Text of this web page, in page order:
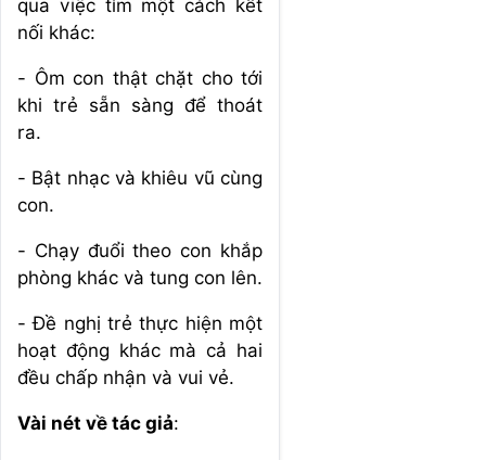
qua việc tìm một cách kết
nối khác:
- Ôm con thật chặt cho tới
khi trẻ sẵn sàng để thoát
ra.
- Bật nhạc và khiêu vũ cùng
con.
- Chạy đuổi theo con khắp
phòng khác và tung con lên.
- Đề nghị trẻ thực hiện một
hoạt động khác mà cả hai
đều chấp nhận và vui vẻ.
Vài nét về tác giả: